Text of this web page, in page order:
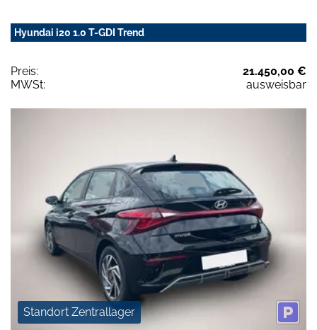
Hyundai i20 1.0 T-GDI Trend
Preis:
21.450,00 €
MWSt:
ausweisbar
Standort Zentrallager